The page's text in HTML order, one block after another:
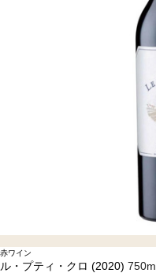
赤ワイン
ル・プティ・クロ (2020) 750ml